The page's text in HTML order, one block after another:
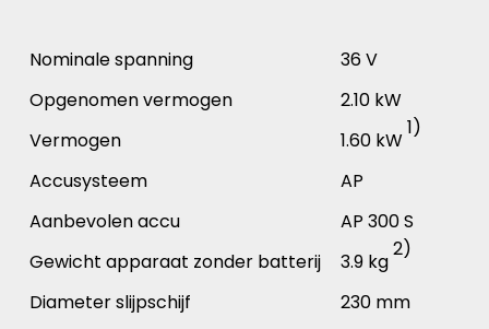
Nominale spanning
36 V
Opgenomen vermogen
2.10 kW
Vermogen
1.60 kW
1)
Accusysteem
AP
Aanbevolen accu
AP 300 S
Gewicht apparaat zonder batterij
3.9 kg
2)
Diameter slijpschijf
230 mm